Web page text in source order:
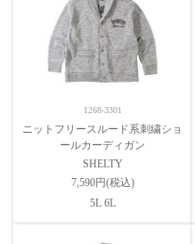
1268-3301
ニットフリースルード系刺繍ショ
ールカーディガン
SHELTY
7,590円(税込)
5L 6L